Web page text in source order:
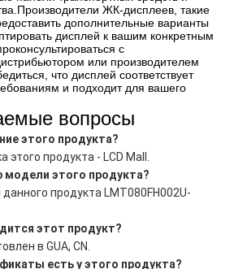
ЖК-дисплеев, такие
дополнительные варианты
дисплей к вашим конкретным
с
или производителем
что дисплей соответствует
и подходит для вашего
вопросы
этого продукта?
продукта - LCD Mall.
модели этого продукта?
продукта LMT080FH002U-
этот продукт?
в GUA, CN.
есть у этого продукта?